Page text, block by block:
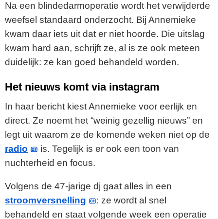
Na een blindedarmoperatie wordt het verwijderde
weefsel standaard onderzocht. Bij Annemieke
kwam daar iets uit dat er niet hoorde. Die uitslag
kwam hard aan, schrijft ze, al is ze ook meteen
duidelijk: ze kan goed behandeld worden.
Het nieuws komt via instagram
In haar bericht kiest Annemieke voor eerlijk en
direct. Ze noemt het “weinig gezellig nieuws” en
legt uit waarom ze de komende weken niet op de
radio
is. Tegelijk is er ook een toon van
nuchterheid en focus.
Volgens de 47-jarige dj gaat alles in een
stroomversnelling
: ze wordt al snel
behandeld en staat volgende week een operatie